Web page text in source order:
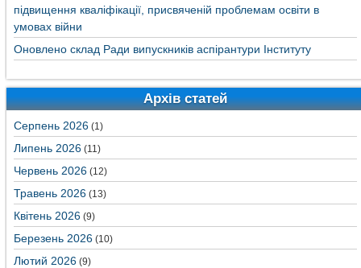
підвищення кваліфікації, присвяченій проблемам освіти в
умовах війни
Оновлено склад Ради випускників аспірантури Інституту
Архів статей
Серпень 2026 (1)
Липень 2026 (11)
Червень 2026 (12)
Травень 2026 (13)
Квітень 2026 (9)
Березень 2026 (10)
Лютий 2026 (9)